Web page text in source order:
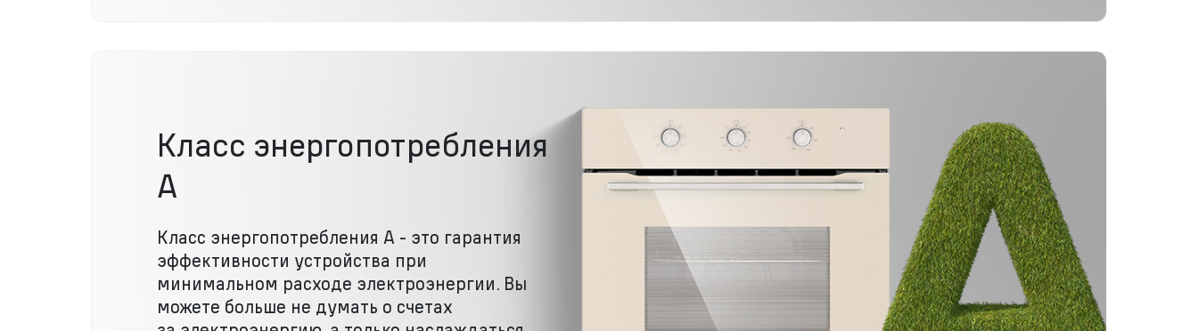
Класс энергопотребления
А
Класс энергопотребления А - это гарантия
эффективности устройства при
минимальном расходе электроэнергии. Вы
можете больше не думать о счетах